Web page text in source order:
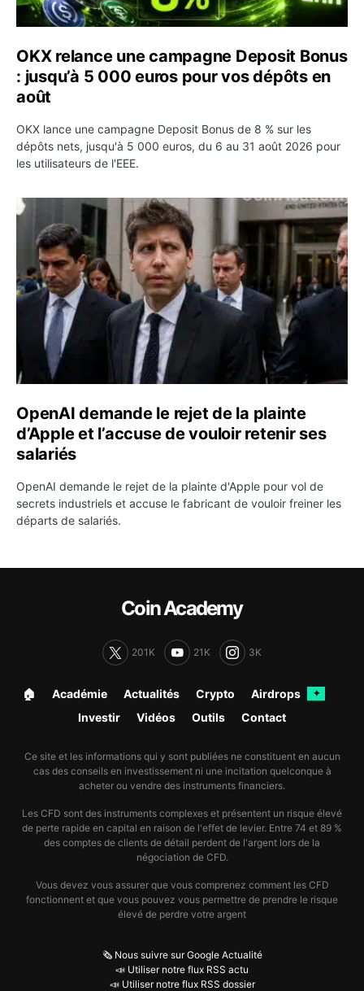
OKX relance une campagne Deposit Bonus
: jusqu’à 5 000 euros pour vos dépôts en
août
OKX lance une campagne Deposit Bonus de 8 % sur les
dépôts nets, jusqu'à 5 000 euros, du 6 au 31 août 2026 pour
les utilisateurs de l'EEE.
OpenAI demande le rejet de la plainte d’Apple et
OpenAI demande le rejet de la plainte
d’Apple et l’accuse de vouloir retenir ses
salariés
OpenAI demande le rejet de la plainte d'Apple pour vol de
secrets industriels et accuse le fabricant de vouloir freiner les
départs de salariés.
Coin Academy
201K 21K 3K
🏠︎ Académie Actualités Crypto Airdrops ✦
Investir Vidéos Outils Contact
Ce site et les informations qui y sont publiées ne constituent en aucun
cas des conseils en investissement ni une incitation quelconque à
acheter ou vendre des instruments financiers.
Les CFD sont des instruments complexes et présentent un risque élevé
de perte rapide en capital en raison de l'effet de levier. Entre 74 et 89 %
des comptes de clients de détail perdent de l'argent lors de la
négociation de CFD.
Vous devez vous assurer que vous comprenez comment les CFD
fonctionnent et que vous pouvez vous permettre de prendre le risque
élevé de perdre votre argent
🗞️ Nous suivre sur Google Actualité
📣 Utiliser notre flux RSS actu
📣 Utiliser notre flux RSS dossier